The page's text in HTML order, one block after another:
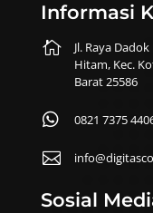
Informasi

Jl. Raya
Hitam, Kec.
Barat 25586
 0821 7375

Sosial